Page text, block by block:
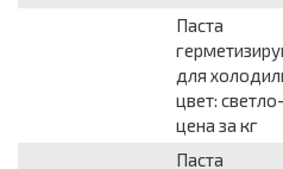
Паста
для
цвет:
цена за кг
Паста